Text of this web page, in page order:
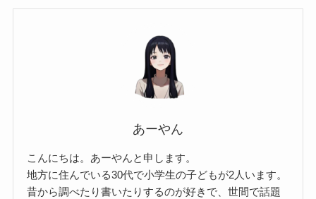
あーやん
こんにちは。あーやんと申します。
地方に住んでいる30代で小学生の子どもが2人います。
昔から調べたり書いたりするのが好きで、世間で話題